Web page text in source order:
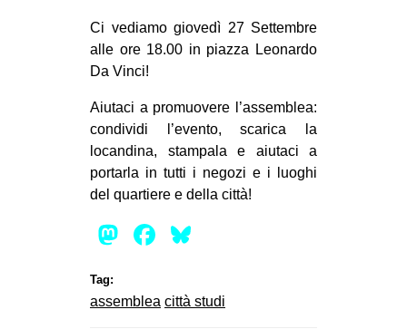
SEARCH
Ci vediamo giovedì 27 Settembre
alle ore 18.00 in piazza Leonardo
Da Vinci!
Aiutaci a promuovere l’assemblea:
condividi l’evento, scarica la
locandina, stampala e aiutaci a
portarla in tutti i negozi e i luoghi
del quartiere e della città!
Mastodon
Facebook
Tag:
assemblea città studi